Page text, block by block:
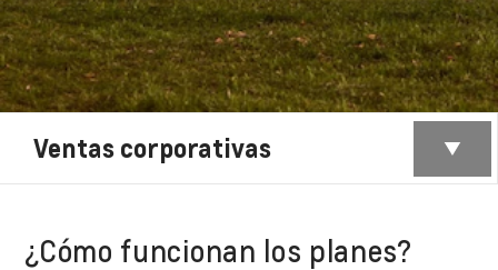
Ventas corporativas
¿Cómo funcionan los planes?